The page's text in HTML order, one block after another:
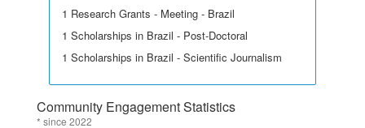
1 Research Grants - Meeting - Brazil
1 Scholarships in Brazil - Post-Doctoral
1 Scholarships in Brazil - Scientific Journalism
Community Engagement Statistics
* since 2022